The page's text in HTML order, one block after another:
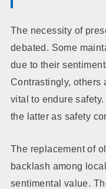
The necessity of
debated. Some
due to their
Contrastingly, others
vital to endure
the latter as safety
The replacement of
backlash among
sentimental value.